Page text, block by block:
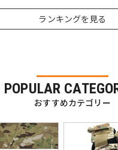
ランキングを見る
POPULAR
おすすめカテゴリー